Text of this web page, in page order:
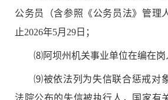
公务员（含参照《公务员法》管理
止2026年5月 29 日；
⑻阿坝州机关事业单位在编在岗
⑼被依法列为失信联合惩戒对
法院公布的失信被执行人，国家有